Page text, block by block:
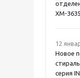
ХМ-
12
Новое
серия